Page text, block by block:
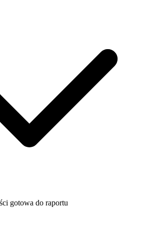
gotowa do raportu